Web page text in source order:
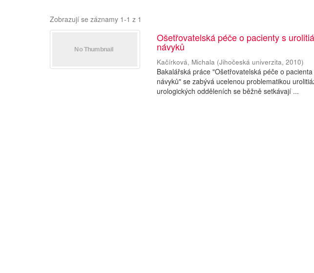
Zobrazují se záznamy 1-1 z 1
Ošetřovatelská péče o pacienty s
návyků
Kačírková, Michala (Jihočeská univerzita,2010)
Bakalářská práce "Ošetřovatelská péče o
návyků" se zabývá ucelenou problematikou
urologických odděleních se běžně setkávají ...